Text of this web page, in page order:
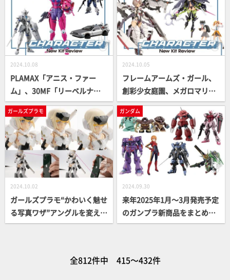
材レポート
キュー隊】
2024.10.08
PLAMAX「アニス・ファー
ム」、30MF「リーベルナイ
ト」など新作キャラクターキ
ット情報をお届け！
2024.10.05
フレームアームズ・ガール、
創彩少女庭園、メガロマリア
など！ コトブキヤのガールズ
プラモ新キット情報をチェッ
ク
ガールズプラモ
2024.10.02
ガールズプラモ“かわいく魅せ
る写真ワザ”アングルを変えて
撮ってみよう！基本アングル
ガンダム
2024.09.30
来年2025年1月～3月発売予定
のガンプラ新商品をまとめて
チェック！ズゴック（SEED F
e Standard、SDガンダムさ
全812件中 415～432件